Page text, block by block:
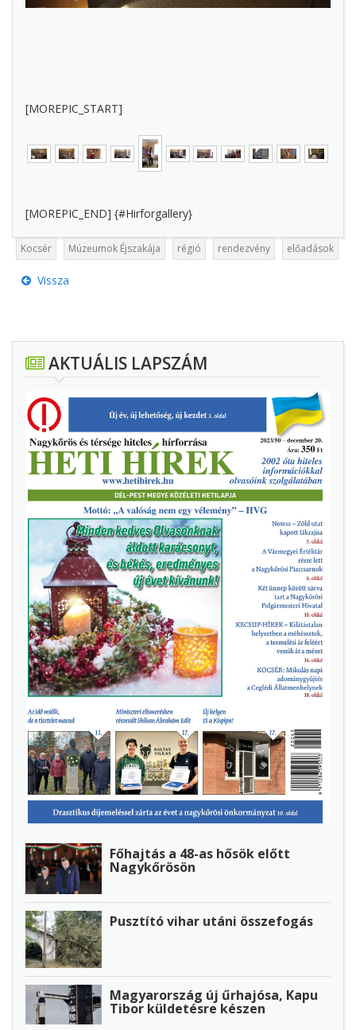
[MOREPIC_START]
[MOREPIC_END] {#Hirforgallery}
Kocsér Múzeumok Éjszakája régió rendezvény előadások
Vissza
AKTUÁLIS LAPSZÁM
Főhajtás a 48-as hősök előtt
Nagykőrösön
Pusztító vihar utáni összefogás
Magyarország új űrhajósa, Kapu
Tibor küldetésre készen